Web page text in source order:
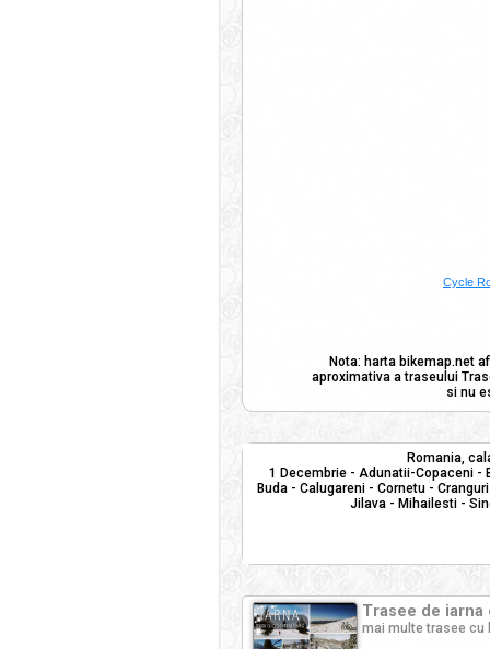
Cycle
Nota: harta bikemap.net
aproximativa a traseului
si nu
Romania,
1 Decembrie - Adunatii-Copaceni -
Buda - Calugareni - Cornetu -
Jilava - Mihailesti -
Trasee de iarna
mai multe trasee cu